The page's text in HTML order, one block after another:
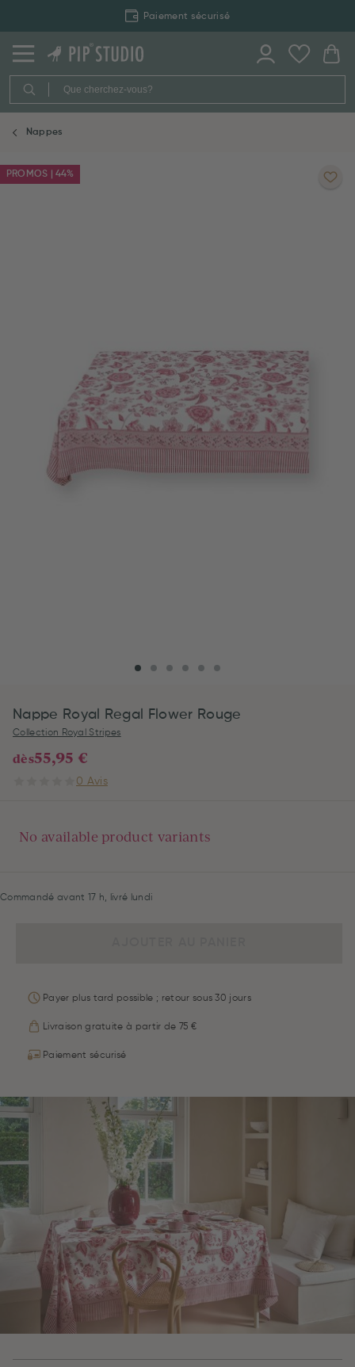
Paiement sécurisé
Nappes
PROMOS | 44%
Nappe Royal Regal Flower Rouge
Collection Royal Stripes
dès55,95 €
0 Avis
No available product variants
Commandé avant 17 h, livré lundi
Payer plus tard possible ; retour sous 30 jours
Livraison gratuite à partir de 75 €
Paiement sécurisé